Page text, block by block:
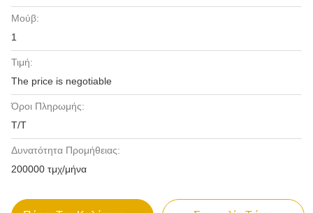
Μούβ:
1
Τιμή:
The price is negotiable
Όροι Πληρωμής:
T/T
Δυνατότητα Προμήθειας:
200000 τμχ/μήνα